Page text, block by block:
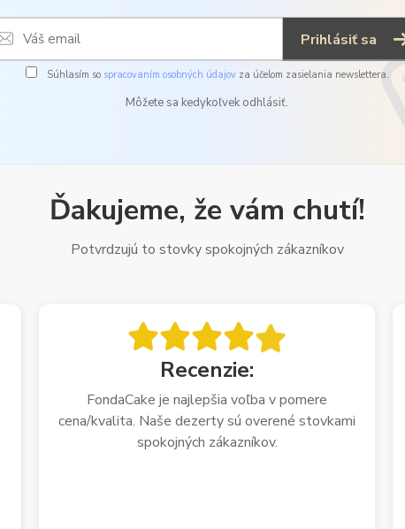
Prihlásiť sa
Súhlasím so spracovaním osobných údajovza účelom zasielania newslettera.
Môžete sa kedykoľvek odhlásiť.
Ďakujeme, že vám chutí!
Potvrdzujú to stovky spokojných zákazníkov
Recenzie:
FondaCake je najlepšia voľba v pomere
cena/kvalita. Naše dezerty sú overené stovkami
spokojných zákazníkov.